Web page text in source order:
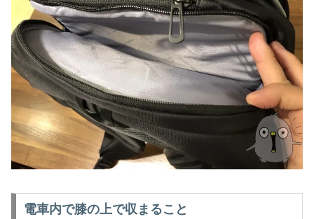
電車内で膝の上で収まること